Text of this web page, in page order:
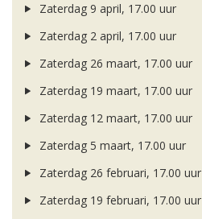
Zaterdag 9 april, 17.00 uur
Zaterdag 2 april, 17.00 uur
Zaterdag 26 maart, 17.00 uur
Zaterdag 19 maart, 17.00 uur
Zaterdag 12 maart, 17.00 uur
Zaterdag 5 maart, 17.00 uur
Zaterdag 26 februari, 17.00 uur
Zaterdag 19 februari, 17.00 uur